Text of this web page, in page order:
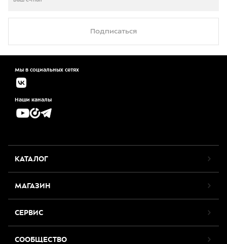
Подписаться
Мы в социальных сетях
Наши каналы
КАТАЛОГ
МАГАЗИН
СЕРВИС
СООБЩЕСТВО